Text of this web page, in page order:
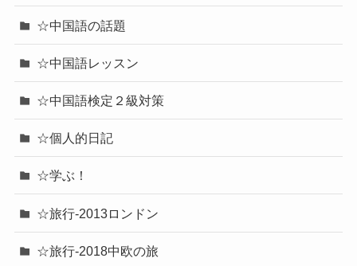
☆中国語の話題
☆中国語レッスン
☆中国語検定２級対策
☆個人的日記
☆学ぶ！
☆旅行-2013ロンドン
☆旅行-2018中欧の旅